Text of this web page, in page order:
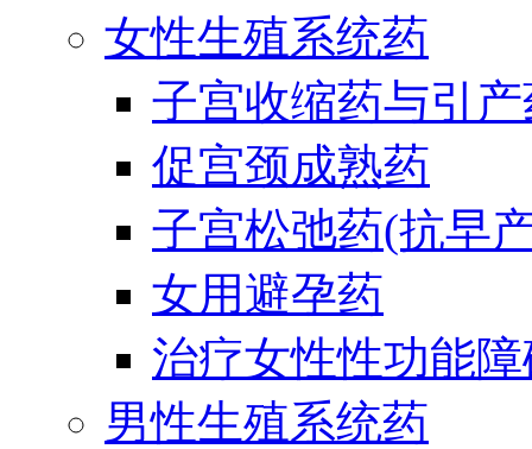
女性生殖系统药
子宫收缩药与引
促宫颈成熟药
子宫松弛药(抗早
女用避孕药
治疗女性性功能
男性生殖系统药